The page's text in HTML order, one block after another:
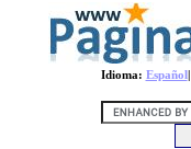
Idioma: Español|